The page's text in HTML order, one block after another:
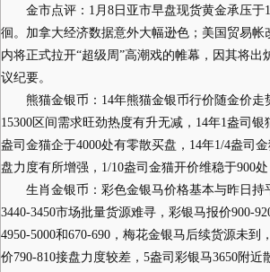
金市点评：1月8日亚市早盘现货黄金承压于
徊。加拿大经济数据意外大幅逊色；美国贸易
内将正式拉开“超级周”高潮戏的帷幕，因其将
议纪要。
熊猫金银币：14年熊猫金银币行价随金价走
15300区间需求旺劲热度有升无减，14年1盎司
盎司金猫企于4000处有零散买盘，14年1/4盎司
盘力度有所增强，1/10盎司金猫开价维稳于900
生肖金银币：彩色金银马价格基本与昨日持
3440-3450市场批量货源难寻，彩银马报价900-
4950-5000和670-690，梅花金银马后续货源未
价790-810接盘力度较差，5盎司彩银马3650附